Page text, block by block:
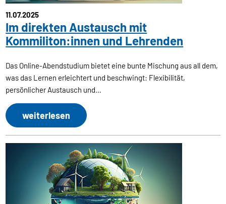
11.07.2025
Im direkten Austausch mit
Kommiliton:innen und Lehrenden
Das Online-Abendstudium bietet eine bunte Mischung aus all dem,
was das Lernen erleichtert und beschwingt: Flexibilität,
persönlicher Austausch und…
weiterlesen